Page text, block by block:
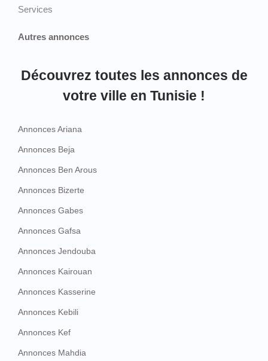
Services
Autres annonces
Découvrez toutes les annonces de
votre ville en Tunisie !
Annonces Ariana
Annonces Beja
Annonces Ben Arous
Annonces Bizerte
Annonces Gabes
Annonces Gafsa
Annonces Jendouba
Annonces Kairouan
Annonces Kasserine
Annonces Kebili
Annonces Kef
Annonces Mahdia